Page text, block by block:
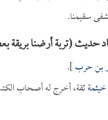
سقيمنا.
حديث (تربة أرضنا بريقة
بن حرب].
ثقة، أخرج له أصحاب